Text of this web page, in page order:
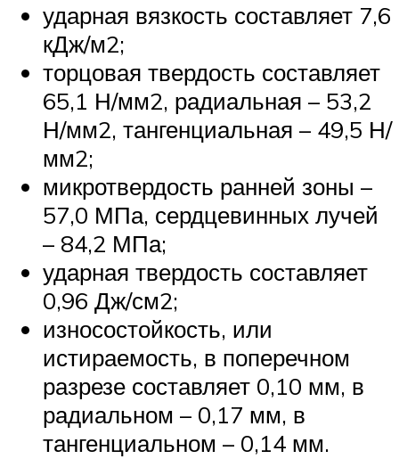
ударная вязкость составляет 7,6
кДж/м2;
торцовая твердость составляет
65,1 Н/мм2, радиальная – 53,2
Н/мм2, тангенциальная – 49,5 Н/
мм2;
микротвердость ранней зоны –
57,0 МПа, сердцевинных лучей
– 84,2 МПа;
ударная твердость составляет
0,96 Дж/см2;
износостойкость, или
истираемость, в поперечном
разрезе составляет 0,10 мм, в
радиальном – 0,17 мм, в
тангенциальном – 0,14 мм.